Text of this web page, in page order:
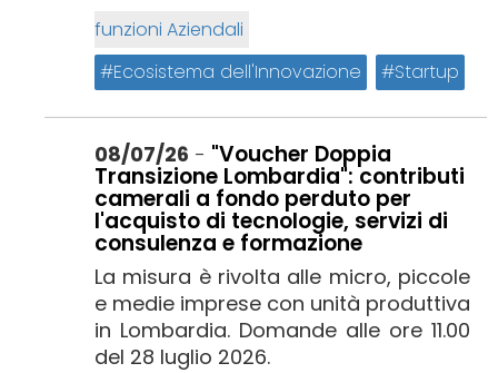
funzioni Aziendali
Ecosistema dell'Innovazione
Startup
08/07/26 - "Voucher Doppia
Transizione Lombardia": contributi
camerali a fondo perduto per
l'acquisto di tecnologie, servizi di
consulenza e formazione
La misura è rivolta alle micro, piccole
e medie imprese con unità produttiva
in Lombardia. Domande alle ore 11.00
del 28 luglio 2026.